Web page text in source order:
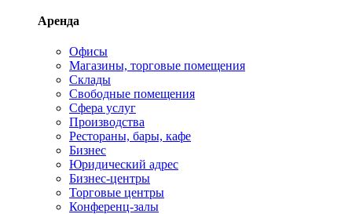
Аренда
Офисы
Магазины, торговые помещения
Склады
Свободные помещения
Сфера услуг
Производства
Рестораны, бары, кафе
Бизнес
Юридический адрес
Бизнес-центры
Торговые центры
Конференц-залы